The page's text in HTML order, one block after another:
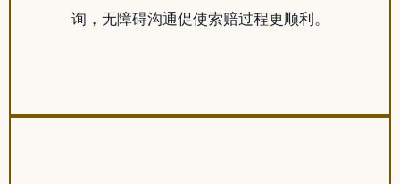
询，无障碍沟通促使索赔过程更顺利。